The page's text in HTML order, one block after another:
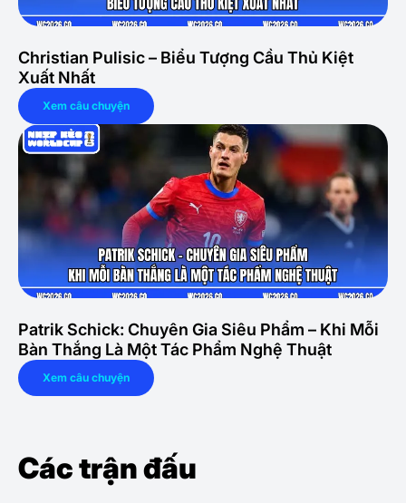
Christian Pulisic – Biểu Tượng Cầu Thủ Kiệt
Xuất Nhất
Xem câu chuyện
Patrik Schick: Chuyên Gia Siêu Phẩm – Khi Mỗi
Bàn Thắng Là Một Tác Phẩm Nghệ Thuật
Xem câu chuyện
Các trận đấu